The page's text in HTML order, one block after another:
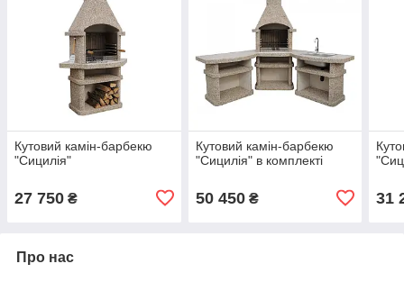
Кутовий камін-барбекю
"Сицилія"
27 750 ₴
Кутовий камін-барбекю
"Сицилія" в комплекті
50 450₴ 31
Про нас